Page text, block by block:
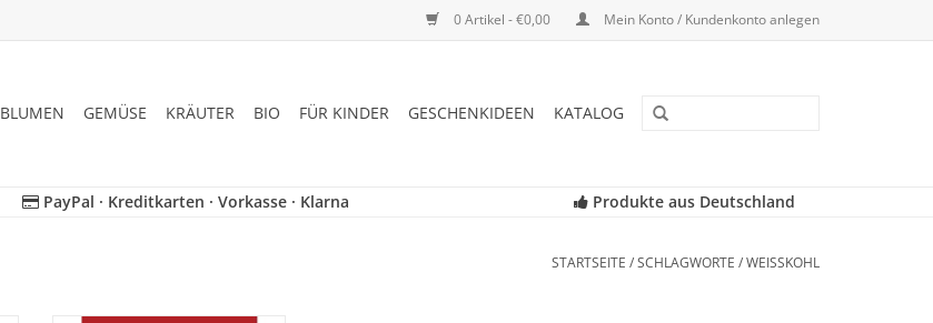
0 Artikel - €0,00 Mein Konto / Kundenkonto anlegen
BLUMEN GEMÜSE KRÄUTER BIO FÜR KINDER GESCHENKIDEEN KATALOG
PayPal · Kreditkarten · Vorkasse · Klarna Produkte aus Deutschland
STARTSEITE /SCHLAGWORTE /WEISSKOHL